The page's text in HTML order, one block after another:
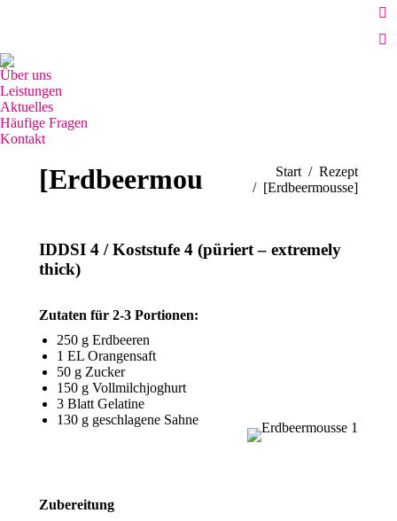
E-
Über uns
Leistungen
Aktuelles
Häufige Fragen
Kontakt
[Erdbeermousse]Sie befinden sich hier:
Start
Rezept
[Erdbeermousse]
IDDSI 4 / Koststufe 4 (püriert – extremely
thick)
Zutaten für 2-3 Portionen:
250 g Erdbeeren
1 EL Orangensaft
50 g Zucker
150 g Vollmilchjoghurt
3 Blatt Gelatine
130 g geschlagene Sahne
Zubereitung